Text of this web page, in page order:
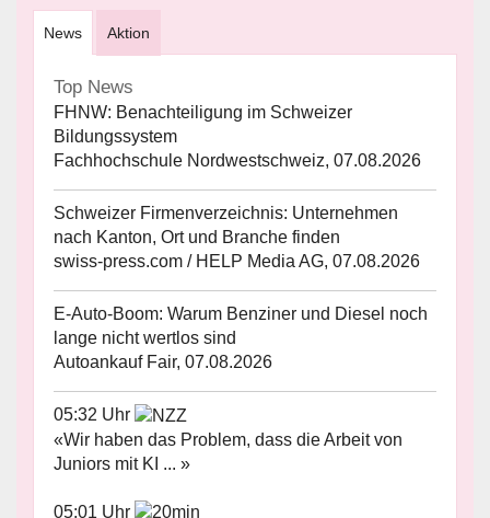
News Aktion
Top News
FHNW: Benachteiligung im Schweizer
Bildungssystem
Fachhochschule Nordwestschweiz, 07.08.2026
Schweizer Firmenverzeichnis: Unternehmen
nach Kanton, Ort und Branche finden
swiss-press.com / HELP Media AG, 07.08.2026
E-Auto-Boom: Warum Benziner und Diesel noch
lange nicht wertlos sind
Autoankauf Fair, 07.08.2026
05:32 Uhr
«Wir haben das Problem, dass die Arbeit von
Juniors mit KI ... »
05:01 Uhr